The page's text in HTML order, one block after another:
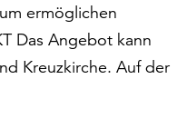
ermöglichen
Das Angebot kann
Kreuzkirche. Auf der